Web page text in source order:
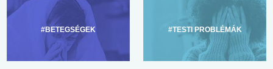
#BETEGSÉGEK #TESTI PROBLÉMÁK